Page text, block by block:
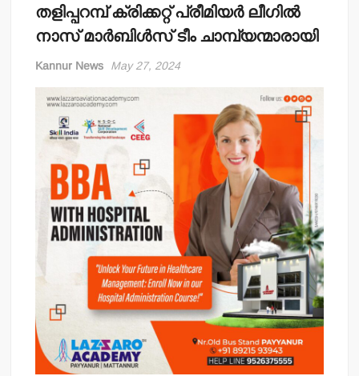
തളിപ്പറമ്പ് ക്രിക്കറ്റ് പ്രീമിയര്‍ ലീഗില്‍
നാസ് മാര്‍ബിള്‍സ് ടീം ചാമ്പ്യന്മാരായി
Kannur News May 27, 2024